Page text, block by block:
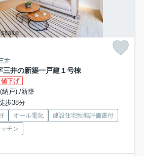
井
三井の新築一戸建１号棟
下げ
納戸) /新築
歩38分
オール電化
建設住宅性能評価書付
チン